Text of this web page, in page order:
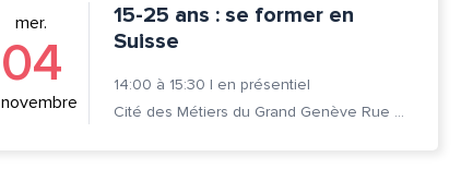
mer.
04
novembre
15-25 ans : se former en
Suisse
14:00 à 15:30 | en présentiel
Cité des Métiers du Grand Genève Rue Prévost-Martin 6 1205 Genève